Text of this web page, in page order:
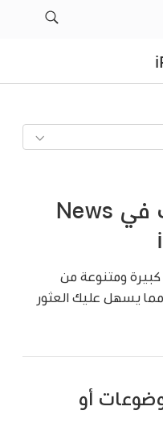
البحث عن المقالات في News
ومتنوعة من
مما يسهل عليك العثور
أو